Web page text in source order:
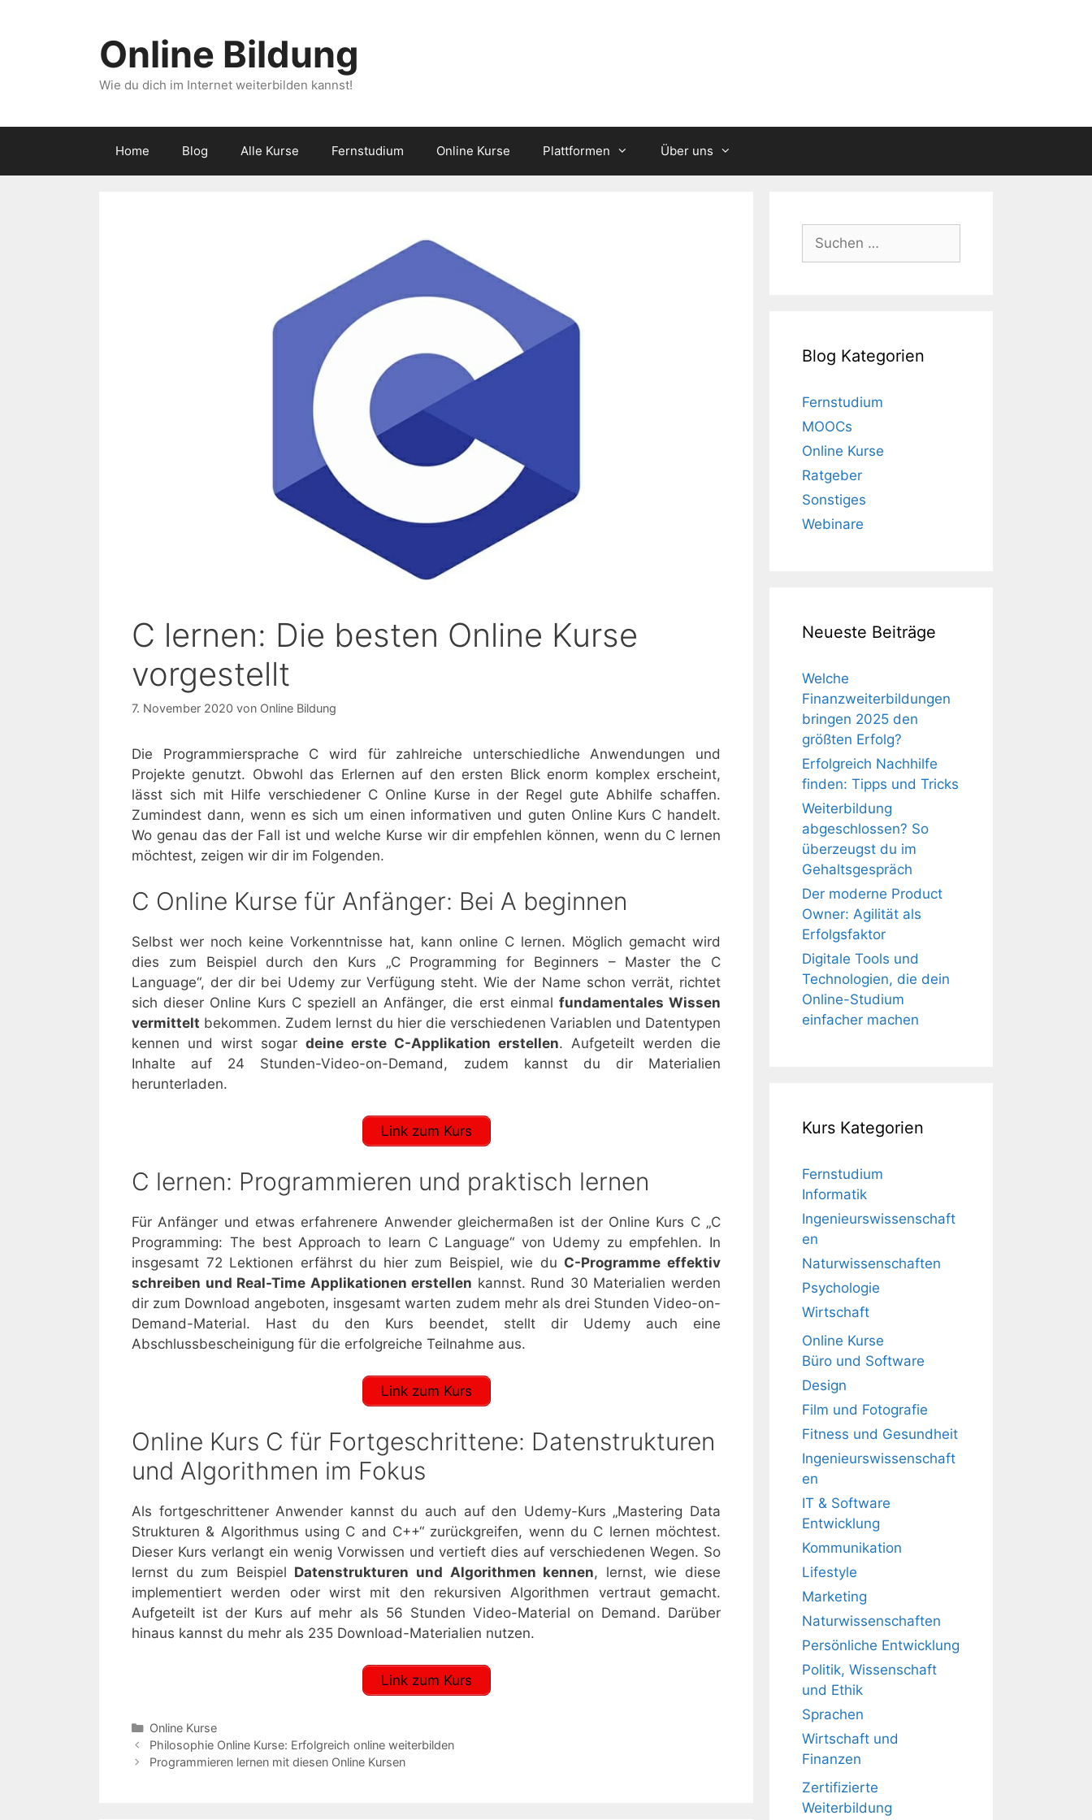
Online Bildung
Wie du dich im Internet weiterbilden kannst!
Home Blog Alle Kurse Fernstudium Online Kurse Plattformen Über uns
C lernen: Die besten Online Kurse
vorgestellt
7. November 2020 von Online Bildung
Die Programmiersprache C wird für zahlreiche unterschiedliche Anwendungen und
Projekte genutzt. Obwohl das Erlernen auf den ersten Blick enorm komplex erscheint,
lässt sich mit Hilfe verschiedener C Online Kurse in der Regel gute Abhilfe schaffen.
Zumindest dann, wenn es sich um einen informativen und guten Online Kurs C handelt.
Wo genau das der Fall ist und welche Kurse wir dir empfehlen können, wenn du C lernen
möchtest, zeigen wir dir im Folgenden.
C Online Kurse für Anfänger: Bei A beginnen
Selbst wer noch keine Vorkenntnisse hat, kann online C lernen. Möglich gemacht wird
dies zum Beispiel durch den Kurs „C Programming for Beginners – Master the C
Language“, der dir bei Udemy zur Verfügung steht. Wie der Name schon verrät, richtet
sich dieser Online Kurs C speziell an Anfänger, die erst einmal fundamentales Wissen
vermittelt bekommen. Zudem lernst du hier die verschiedenen Variablen und Datentypen
kennen und wirst sogar deine erste C-Applikation erstellen. Aufgeteilt werden die
Inhalte auf 24 Stunden-Video-on-Demand, zudem kannst du dir Materialien
herunterladen.
Link zum Kurs
C lernen: Programmieren und praktisch lernen
Für Anfänger und etwas erfahrenere Anwender gleichermaßen ist der Online Kurs C „C
Programming: The best Approach to learn C Language“ von Udemy zu empfehlen. In
insgesamt 72 Lektionen erfährst du hier zum Beispiel, wie du C-Programme effektiv
schreiben und Real-Time Applikationen erstellen kannst. Rund 30 Materialien werden
dir zum Download angeboten, insgesamt warten zudem mehr als drei Stunden Video-on-
Demand-Material. Hast du den Kurs beendet, stellt dir Udemy auch eine
Abschlussbescheinigung für die erfolgreiche Teilnahme aus.
Link zum Kurs
Online Kurs C für Fortgeschrittene: Datenstrukturen
und Algorithmen im Fokus
Als fortgeschrittener Anwender kannst du auch auf den Udemy-Kurs „Mastering Data
Strukturen & Algorithmus using C and C++“ zurückgreifen, wenn du C lernen möchtest.
Dieser Kurs verlangt ein wenig Vorwissen und vertieft dies auf verschiedenen Wegen. So
lernst du zum Beispiel Datenstrukturen und Algorithmen kennen, lernst, wie diese
implementiert werden oder wirst mit den rekursiven Algorithmen vertraut gemacht.
Aufgeteilt ist der Kurs auf mehr als 56 Stunden Video-Material on Demand. Darüber
hinaus kannst du mehr als 235 Download-Materialien nutzen.
Link zum Kurs
Kategorien
Online Kurse
Philosophie Online Kurse: Erfolgreich online weiterbilden
Programmieren lernen mit diesen Online Kursen
Suchen
nach:
Blog Kategorien
Fernstudium
MOOCs
Online Kurse
Ratgeber
Sonstiges
Webinare
Neueste Beiträge
Welche
Finanzweiterbildungen
bringen 2025 den
größten Erfolg?
Erfolgreich Nachhilfe
finden: Tipps und Tricks
Weiterbildung
abgeschlossen? So
überzeugst du im
Gehaltsgespräch
Der moderne Product
Owner: Agilität als
Erfolgsfaktor
Digitale Tools und
Technologien, die dein
Online-Studium
einfacher machen
Kurs Kategorien
Fernstudium
Informatik
Ingenieurswissenschaft
en
Naturwissenschaften
Psychologie
Wirtschaft
Online Kurse
Büro und Software
Design
Film und Fotografie
Fitness und Gesundheit
Ingenieurswissenschaft
en
IT & Software
Entwicklung
Kommunikation
Lifestyle
Marketing
Naturwissenschaften
Persönliche Entwicklung
Politik, Wissenschaft
und Ethik
Sprachen
Wirtschaft und
Finanzen
Zertifizierte
Weiterbildung